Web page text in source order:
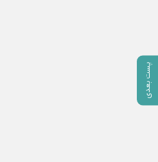
پست بعدی